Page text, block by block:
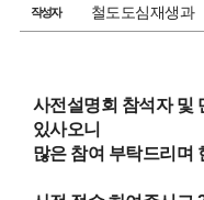
작성자 철도도심재생과
사전설명회 참석자 및
있사오니
많은 참여 부탁드리며